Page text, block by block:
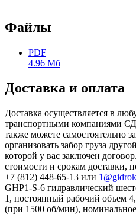
Файлы
PDF
4.96 Мб
Доставка и оплата
Доставка осуществляется в
транспортными компаниями
также можете самостоятельно
организовать забор груза
которой у вас заключен
стоимости и срокам доставки,
+7 (812) 448-65-13 или
GHP1-S-6 гидравлический
1, постоянный рабочий объем
(при 1500 об/мин),